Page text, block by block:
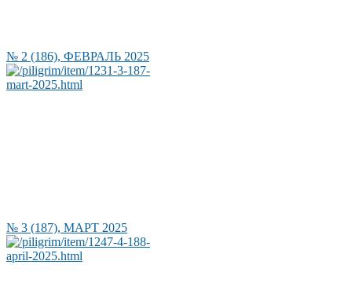
№ 2 (186), ФЕВРАЛЬ 2025
№ 3 (187), МАРТ 2025